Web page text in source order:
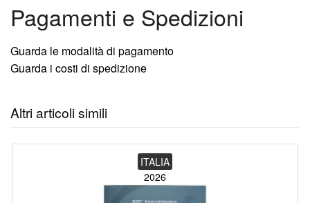
Pagamenti e Spedizioni
Guarda le modalità di pagamento
Guarda i costi di spedizione
Altri articoli simili
ITALIA
2026